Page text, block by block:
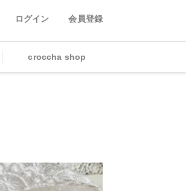
ログイン 会員登録
croccha shop